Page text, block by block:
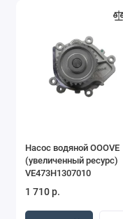
Насос водяной OOOVE
(увеличенный ресурс)
VE473H1307010
1 710 р.